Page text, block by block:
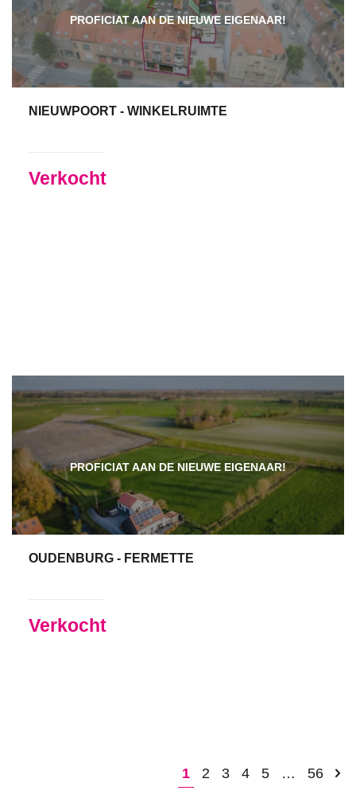
PROFICIAT AAN DE NIEUWE EIGENAAR!
NIEUWPOORT - WINKELRUIMTE
Verkocht
PROFICIAT AAN DE NIEUWE EIGENAAR!
135 m² 3
OUDENBURG - FERMETTE
Verkocht
1 2 3 4 5 … 56